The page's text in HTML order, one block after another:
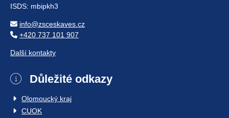
ISDS: mbipkh3
info@zsceskaves.cz
+420 737 101 907
Další kontakty
Důležité odkazy
Olomoucký kraj
CUOK